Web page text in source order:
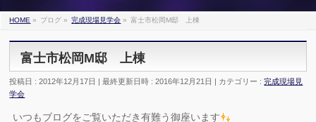
HOME » ブログ » 完成現場見学会 » 富士市松岡M邸 上棟
富士市松岡M邸 上棟
投稿日 : 2012年12月17日 最終更新日時 : 2016年12月21日 カテゴリー :完成現場見
学会
いつもブログをご覧いただき有難う御座います